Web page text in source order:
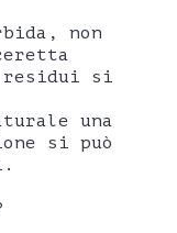
non
residui si
una
si può